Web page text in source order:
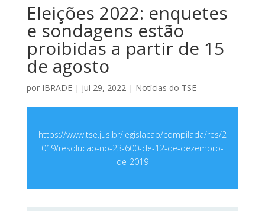
Eleições 2022: enquetes
e sondagens estão
proibidas a partir de 15
de agosto
por IBRADE| jul 29, 2022| Notícias do TSE
https://www.tse.jus.br/legislacao/compilada/res/2
019/resolucao-no-23-600-de-12-de-dezembro-
de-2019